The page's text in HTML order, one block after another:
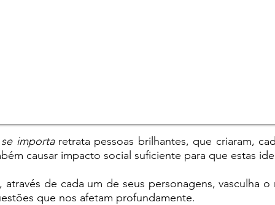
importaretrata pessoas brilhantes, que criaram,
causar impacto social suficiente para que estas
através de cada um de seus personagens, vasculha
que nos afetam profundamente.